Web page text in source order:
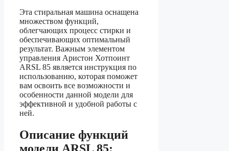
Эта стиральная машина оснащена
множеством функций,
облегчающих процесс стирки и
обеспечивающих оптимальный
результат. Важным элементом
управления Аристон Хотпоинт
ARSL 85 является инструкция по
использованию, которая поможет
вам освоить все возможности и
особенности данной модели для
эффективной и удобной работы с
ней.
Описание функций